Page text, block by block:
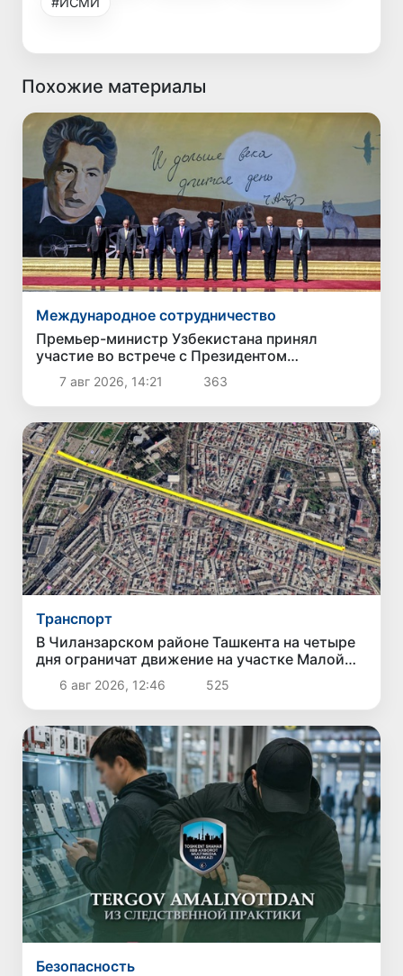
Похожие материалы
Международное сотрудничество
Премьер-министр Узбекистана принял
участие во встрече с Президентом
Кыргызстана в рамках мероприятий ЕАЭС
7 авг 2026, 14:21 363
Транспорт
В Чиланзарском районе Ташкента на четыре
дня ограничат движение на участке Малой
кольцевой дороги
6 авг 2026, 12:46 525
Безопасность